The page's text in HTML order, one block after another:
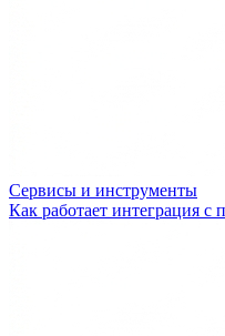
Сервисы и инструменты
Как работает интеграция с